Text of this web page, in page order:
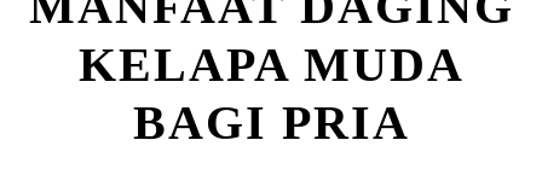
KELAPA MUDA
BAGI PRIA